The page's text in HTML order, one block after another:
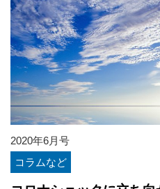
2020年6月号
コラムなど